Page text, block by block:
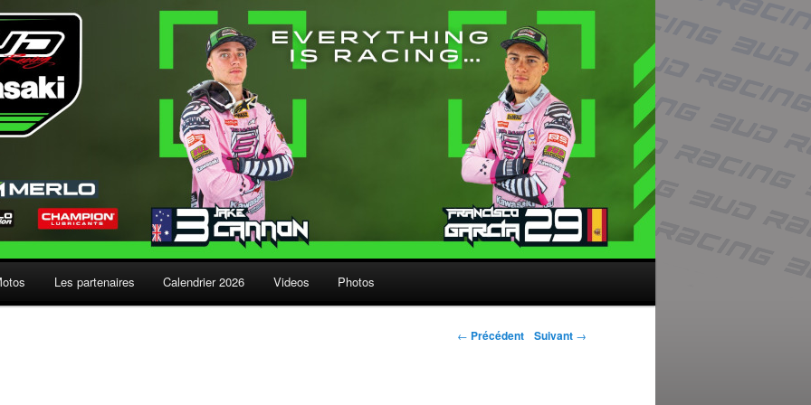
Les partenaires Calendrier 2026 Videos Photos
Navigation des
← Précédent Suivant →